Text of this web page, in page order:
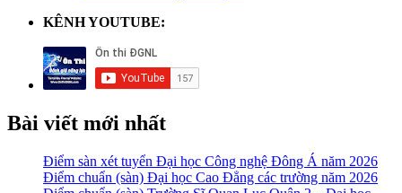
KÊNH YOUTUBE:
Bài viết mới nhất
Điểm sàn xét tuyển Đại học Công nghệ Đông Á năm 2026
Điểm chuẩn (sàn) Đại học Cao Đẳng các trường năm 2026